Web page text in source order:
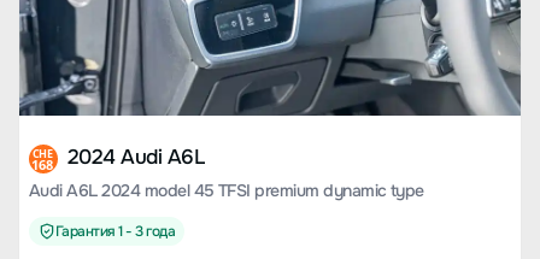
CHE
168 2024 Audi A6L
Audi A6L 2024 model 45 TFSI premium dynamic type
Гарантия 1 - 3 года